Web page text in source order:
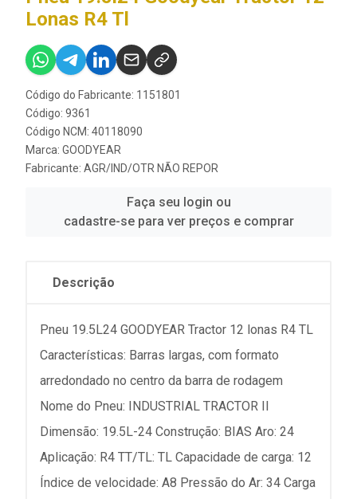
Lonas R4 Tl
Código do Fabricante: 1151801
Código: 9361
Código NCM: 40118090
Marca: GOODYEAR
Fabricante: AGR/IND/OTR NÃO REPOR
Faça seu login ou
cadastre-se para ver preços e comprar
Descrição
Pneu 19.5L24 GOODYEAR Tractor 12 lonas R4 TL
Características: Barras largas, com formato
arredondado no centro da barra de rodagem
Nome do Pneu: INDUSTRIAL TRACTOR II
Dimensão: 19.5L-24 Construção: BIAS Aro: 24
Aplicação: R4 TT/TL: TL Capacidade de carga: 12
Índice de velocidade: A8 Pressão do Ar: 34 Carga